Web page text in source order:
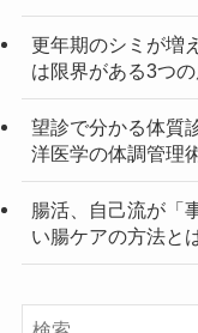
更年期のシミが増
は限界がある3つ
望診で分かる体質
洋医学の体調管理
腸活、自己流が「
い腸ケアの方法と